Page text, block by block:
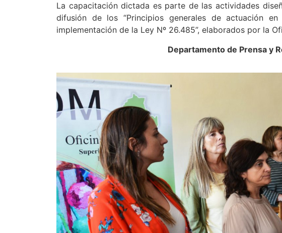
La capacitación dictada es parte de las actividades
difusión de los “Principios generales de actuación
implementación de la Ley Nº 26.485”, elaborados por la
Departamento de Prensa y